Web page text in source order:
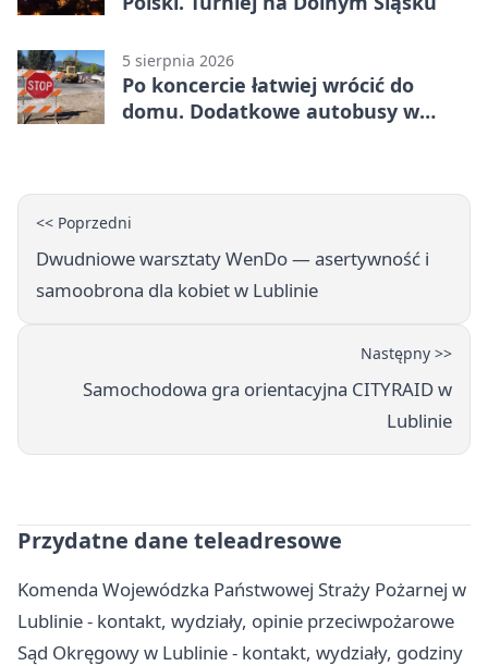
5 sierpnia 2026
Po koncercie łatwiej wrócić do
domu. Dodatkowe autobusy w
<< Poprzedni
Dwudniowe warsztaty WenDo — asertywność i
samoobrona dla kobiet w Lublinie
Następny >>
Samochodowa gra orientacyjna CITYRAID w
Lublinie
Przydatne dane teleadresowe
Komenda Wojewódzka Państwowej Straży Pożarnej w
Lublinie - kontakt, wydziały, opinie przeciwpożarowe
Sąd Okręgowy w Lublinie - kontakt, wydziały, godziny